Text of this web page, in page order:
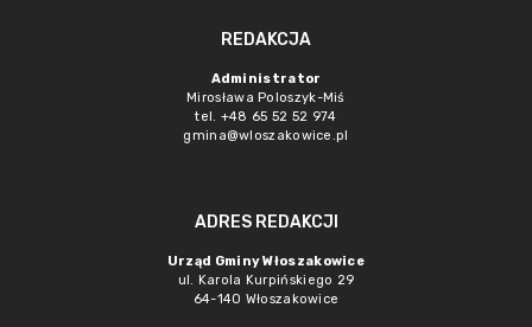
REDAKCJA
Administrator
Mirosława Poloszyk-Miś
tel. +48 65 52 52 974
gmina@wloszakowice.pl
ADRES REDAKCJI
Urząd Gminy Włoszakowice
ul. Karola Kurpińskiego 29
64-140 Włoszakowice